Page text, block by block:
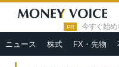
PR 今すぐ始め
ニュース 株式 FX・先物
HOME » 美的集団